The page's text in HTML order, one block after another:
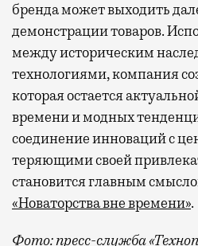
бренда может выходить
демонстрации товаров.
между историческим
технологиями, компания
которая остается
времени и модных
соединение инноваций с
теряющими своей
становится главным
«Новаторства вне времени».
Фото: пресс-служба